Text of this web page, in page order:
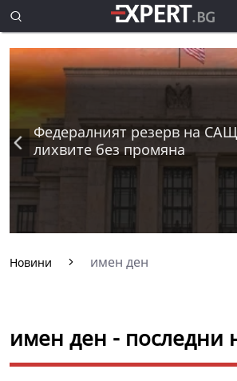
Федералният резерв на
лихвите без промяна
Новини имен ден
имен ден - последни